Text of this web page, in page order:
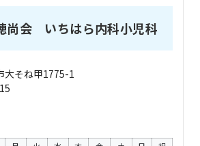
会 いちはら内科小児科
大そね甲1775-1